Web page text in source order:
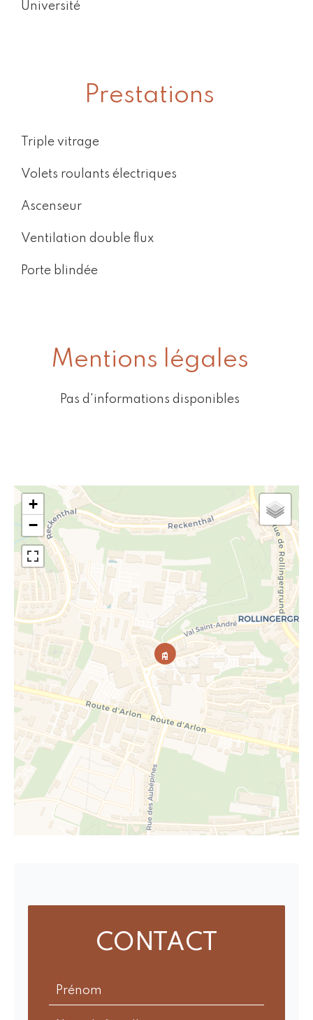
Université
Prestations
Triple vitrage
Volets roulants électriques
Ascenseur
Ventilation double flux
Porte blindée
Mentions légales
Pas d'informations disponibles
+
−
CONTACT